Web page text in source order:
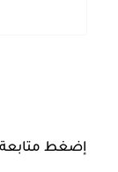
إضغط متابعة